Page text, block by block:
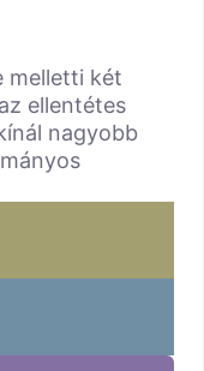
melletti két
ellentétes
nagyobb